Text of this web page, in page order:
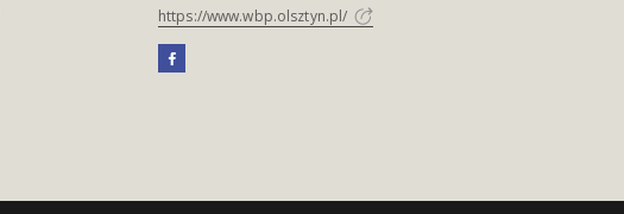
https://www.wbp.olsztyn.pl/